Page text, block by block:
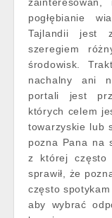
pogłębianie
Tajlandii jest
szeregiem
środowisk.
nachalny ani
portali jest
których celem
towarzyskie lub
pozna Pana na
z której często
sprawił, że
często
aby wybrać